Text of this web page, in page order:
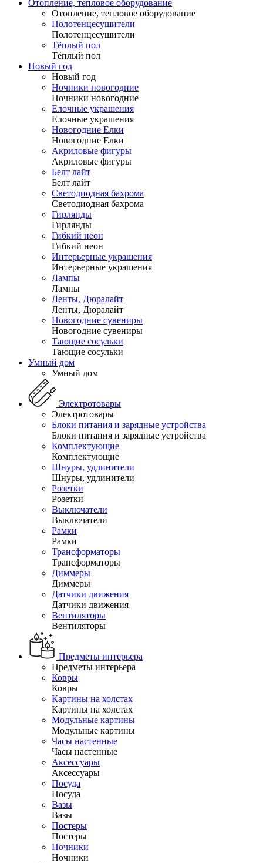
Отопление, тепловое оборудование
Отопление, тепловое оборудование
Полотенцесушители
Полотенцесушители
Тёплый пол
Тёплый пол
Новый год
Новый год
Ночники новогодние
Ночники новогодние
Елочные украшения
Елочные украшения
Новогодние Елки
Новогодние Елки
Акриловые фигуры
Акриловые фигуры
Белт лайт
Белт лайт
Светодиодная бахрома
Светодиодная бахрома
Гирлянды
Гирлянды
Гибкий неон
Гибкий неон
Интерьерные украшения
Интерьерные украшения
Лампы
Лампы
Ленты, Дюралайт
Ленты, Дюралайт
Новогодние сувениры
Новогодние сувениры
Тающие сосульки
Тающие сосульки
Умный дом
Умный дом
Электротовары
Электротовары
Блоки питания и зарядные устройства
Блоки питания и зарядные устройства
Комплектующие
Комплектующие
Шнуры, удлинители
Шнуры, удлинители
Розетки
Розетки
Выключатели
Выключатели
Рамки
Рамки
Трансформаторы
Трансформаторы
Диммеры
Диммеры
Датчики движения
Датчики движения
Вентиляторы
Вентиляторы
Предметы интерьера
Предметы интерьера
Ковры
Ковры
Картины на холстах
Картины на холстах
Модульные картины
Модульные картины
Часы настенные
Часы настенные
Аксессуары
Аксессуары
Посуда
Посуда
Вазы
Вазы
Постеры
Постеры
Ночники
Ночники